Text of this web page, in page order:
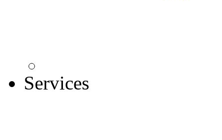
Services